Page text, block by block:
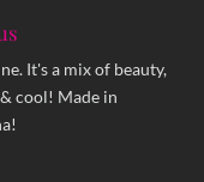
It's a mix of beauty,
cool! Made in